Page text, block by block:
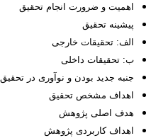
اهمیت و ضرورت انجام تحقیق
پیشینه تحقیق
الف: تحقیقات خارجی
ب: تحقیقات داخلی
جنبه جدید بودن و نوآوری در تحقیق
اهداف مشخص تحقیق
هدف اصلی پژوهش
اهداف کاربردی پژوهش